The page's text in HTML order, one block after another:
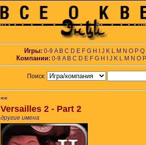
Игры: 0-9 A B C D E F G H J K L M N O P Q
Компании: 0-9 A B C D E F G H J K L M N O P
Поиск:
<<
Versailles 2 - Part 2
другие имена